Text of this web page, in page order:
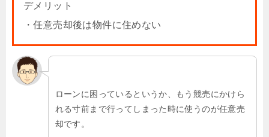
デメリット
・任意売却後は物件に住めない
ローンに困っているというか、もう競売にかけら
れる寸前まで行ってしまった時に使うのが任意売
却です。